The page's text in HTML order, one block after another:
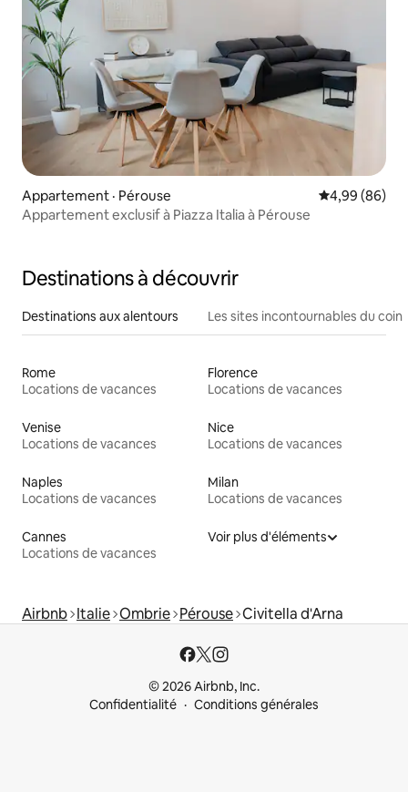
Appartement · Pérouse Note
4,99 (86)
Appartement exclusif à Piazza Italia à Pérouse
Destinations à découvrir
Destinations aux alentours Les sites incontournables du coin
Rome
Locations de vacances
Florence
Locations de vacances
Venise
Locations de vacances
Nice
Locations de vacances
Naples
Locations de vacances
Milan
Locations de vacances
Cannes
Locations de vacances
Voir plus d'éléments
Airbnb Italie Ombrie Pérouse Civitella d'Arna
© 2026 Airbnb, Inc.
Confidentialité
Conditions générales